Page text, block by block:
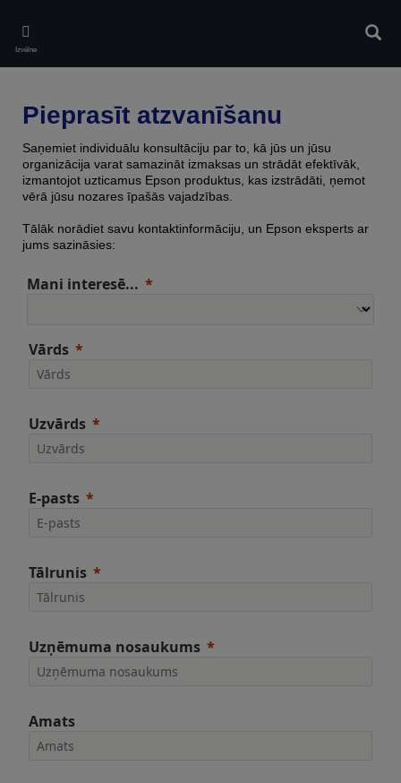
main
content
Izvēlne
Pieprasīt atzvanīšanu
Saņemiet individuālu konsultāciju par to, kā jūs un jūsu
organizācija varat samazināt izmaksas un strādāt efektīvāk,
izmantojot uzticamus Epson produktus, kas izstrādāti, ņemot
vērā jūsu nozares īpašās vajadzības.
Tālāk norādiet savu kontaktinformāciju, un Epson eksperts ar
jums sazināsies:
Mani interesē...
Vārds
Uzvārds
E-pasts
Tālrunis
Uzņēmuma nosaukums
Amats